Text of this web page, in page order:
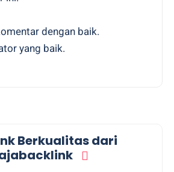
dengan baik.
yang baik.
Berkualitas dari